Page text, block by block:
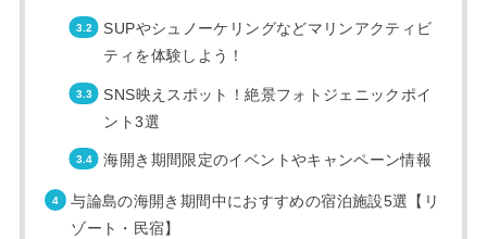
SUPやシュノーケリングなどマリンアクティビ
ティを体験しよう！
SNS映えスポット！絶景フォトジェニックポイ
ント3選
海開き期間限定のイベントやキャンペーン情報
与論島の海開き期間中におすすめの宿泊施設5選【リ
ゾート・民宿】